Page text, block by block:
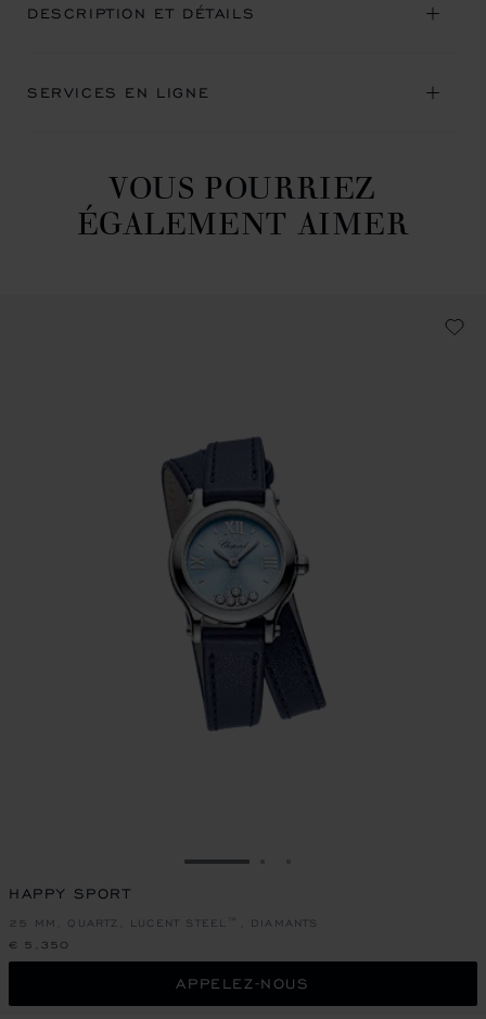
DESCRIPTION ET DÉTAILS
SERVICES EN LIGNE
VOUS POURRIEZ
ÉGALEMENT AIMER
ALLER À LA DIAPOSITIVE 1
HAPPY SPORT
25 MM, QUARTZ, LUCENT STEEL™, DIAMANTS
€ 5,350
APPELEZ-NOUS